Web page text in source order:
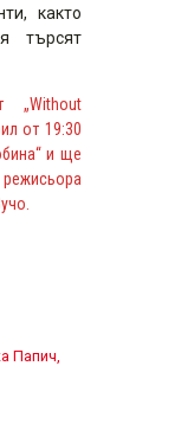
както
търсят
„Without
от 19:30
и ще
Папич